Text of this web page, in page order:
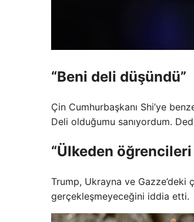
“Beni deli düşündü”
Çin Cumhurbaşkanı Shi’ye
Deli olduğumu sanıyordum.
“Ülkeden öğrencileri
Trump, Ukrayna ve Gazze’deki
gerçekleşmeyeceğini iddia etti.